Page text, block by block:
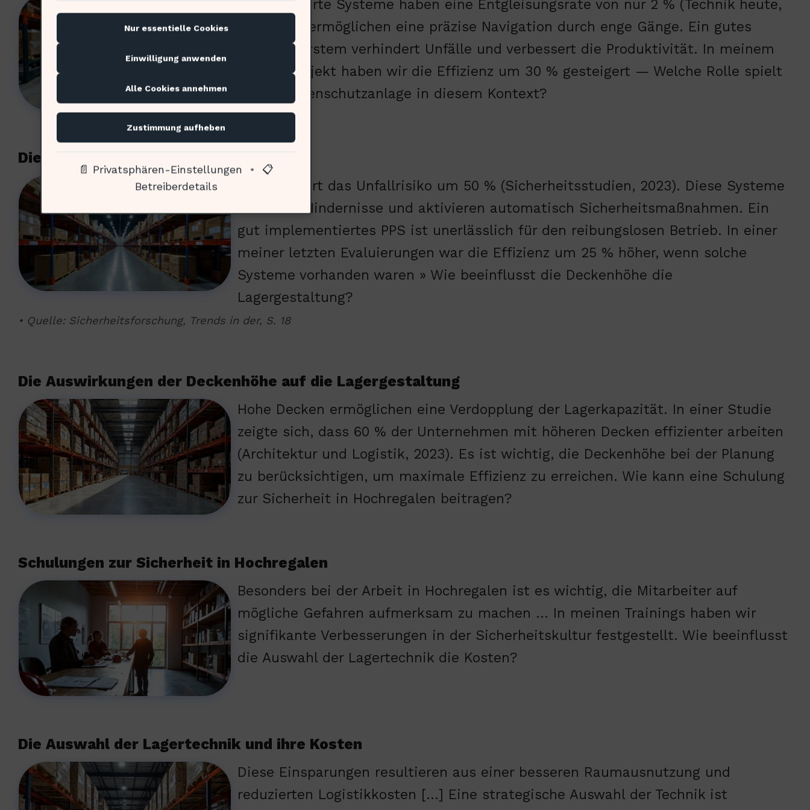
Drahtgeführte Systeme haben eine Entgleisungsrate von nur 2 % (Technik heute,
2023). Sie ermöglichen eine präzise Navigation durch enge Gänge. Ein gutes
Führungssystem verhindert Unfälle und verbessert die Produktivität. In meinem
letzten Projekt haben wir die Effizienz um 30 % gesteigert — Welche Rolle spielt
die Personenschutzanlage in diesem Kontext?
Die Rolle der Personenschutzanlage
Sie reduziert das Unfallrisiko um 50 % (Sicherheitsstudien, 2023). Diese Systeme
erkennen Hindernisse und aktivieren automatisch Sicherheitsmaßnahmen. Ein
gut implementiertes PPS ist unerlässlich für den reibungslosen Betrieb. In einer
meiner letzten Evaluierungen war die Effizienz um 25 % höher, wenn solche
Systeme vorhanden waren » Wie beeinflusst die Deckenhöhe die
Lagergestaltung?
• Quelle: Sicherheitsforschung, Trends in der, S. 18
Die Auswirkungen der Deckenhöhe auf die Lagergestaltung
Hohe Decken ermöglichen eine Verdopplung der Lagerkapazität. In einer Studie
zeigte sich, dass 60 % der Unternehmen mit höheren Decken effizienter arbeiten
(Architektur und Logistik, 2023). Es ist wichtig, die Deckenhöhe bei der Planung
zu berücksichtigen, um maximale Effizienz zu erreichen. Wie kann eine Schulung
zur Sicherheit in Hochregalen beitragen?
Schulungen zur Sicherheit in Hochregalen
Besonders bei der Arbeit in Hochregalen ist es wichtig, die Mitarbeiter auf
mögliche Gefahren aufmerksam zu machen … In meinen Trainings haben wir
signifikante Verbesserungen in der Sicherheitskultur festgestellt. Wie beeinflusst
die Auswahl der Lagertechnik die Kosten?
Die Auswahl der Lagertechnik und ihre Kosten
Diese Einsparungen resultieren aus einer besseren Raumausnutzung und
reduzierten Logistikkosten […] Eine strategische Auswahl der Technik ist
Nur essentielle Cookies
Einwilligung anwenden
Alle Cookies annehmen
Zustimmung aufheben
📄 Privatsphären-Einstellungen • 📋
Betreiberdetails